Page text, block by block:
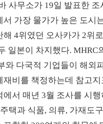
사무소가 19일 발표한 조
서 가장 물가가 높은 도시
해 4위였던 오사카가 2위
일본이 차지했다. MHRC
와 다국적 기업들이 해외
재비를 책정하는데 참고지
에서 매년 3월 조사를 시행
택과 식품, 의류, 가재도